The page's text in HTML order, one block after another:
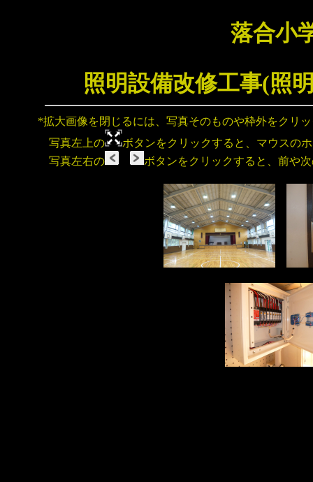
落合小
照明設備改修工事(照
*拡大画像を閉じるには、写真そのものや枠外をクリ
写真左上の
ボタンをクリックすると、マウスの
写真左右の
ボタンをクリックすると、前や